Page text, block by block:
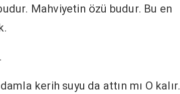
Mahviyetin özü budur. Bu en
kerih suyu da attın mı O kalır.